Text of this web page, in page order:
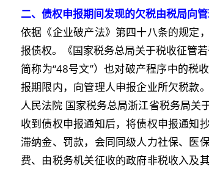
二、债权申报期间发现的欠税由税局向
依据《企业破产法》第四十八条的规定
报债权。《国家税务总局关于税收征管
简称为“48号文”）也对破产程序中的税
报期限内，向管理人申报企业所欠税款
人民法院 国家税务总局浙江省税务局关
收到债权申报通知后，将债权申报通知
滞纳金、罚款，会同同级人力社保、医
费、由税务机关征收的政府非税收入及